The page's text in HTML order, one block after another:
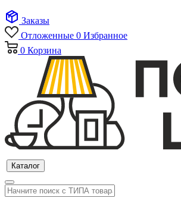
Заказы
Отложенные 0 Избранное
0 Корзина
Каталог